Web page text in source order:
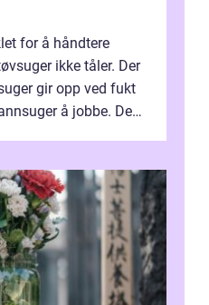
for å håndtere
ikke tåler. Der
gir opp ved fukt
å jobbe. Den